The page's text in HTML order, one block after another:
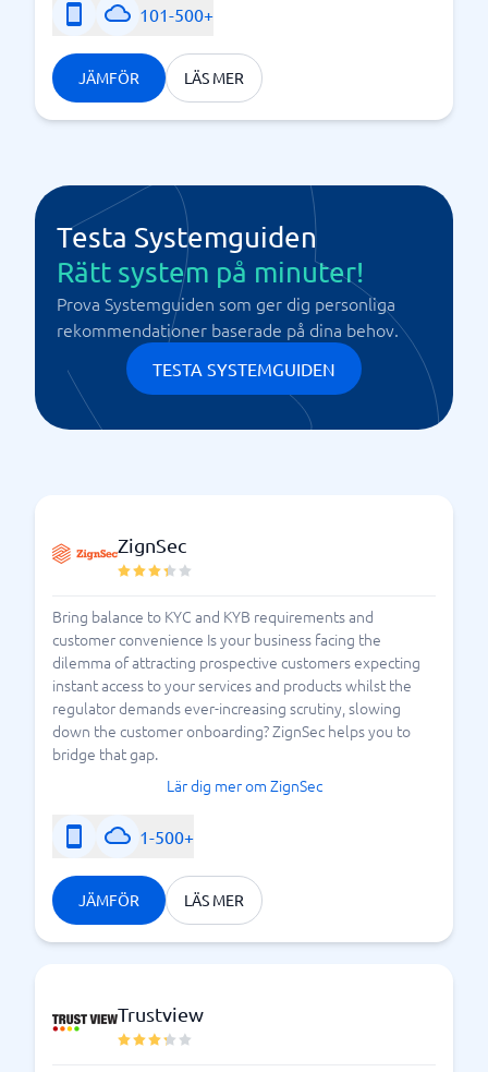
101-500+
JÄMFÖR LÄS MER
Testa Systemguiden
Rätt system på minuter!
Prova Systemguiden som ger dig personliga
rekommendationer baserade på dina behov.
TESTA SYSTEMGUIDEN
ZignSec
Bring balance to KYC and KYB requirements and
customer convenience Is your business facing the
dilemma of attracting prospective customers expecting
instant access to your services and products whilst the
regulator demands ever-increasing scrutiny, slowing
down the customer onboarding? ZignSec helps you to
bridge that gap.
Lär dig mer om ZignSec
1-500+
JÄMFÖR LÄS MER
Trustview